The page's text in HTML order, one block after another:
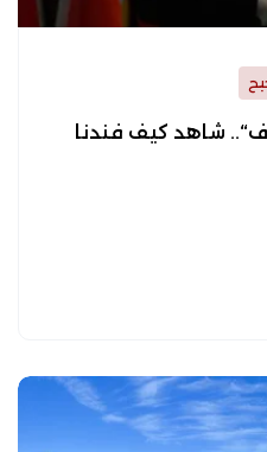
شاهد كيف فندنا